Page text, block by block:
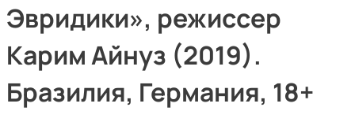
Эвридики», режиссер
Карим Айнуз (2019).
Бразилия, Германия, 18+